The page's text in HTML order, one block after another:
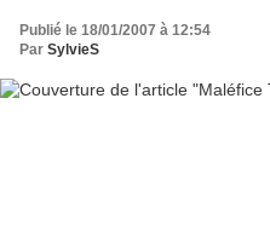
Publié le 18/01/2007 à 12:54
Par SylvieS